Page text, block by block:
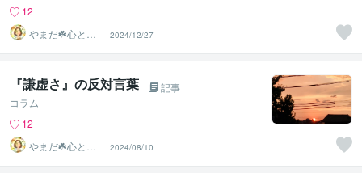
12
やまだ☘️心と頭
がスッキリ整う
サロン
2024/12/27
『謙虚さ』の反対言葉
記事
コラム
12
やまだ☘️心と頭
がスッキリ整う
サロン
2024/08/10